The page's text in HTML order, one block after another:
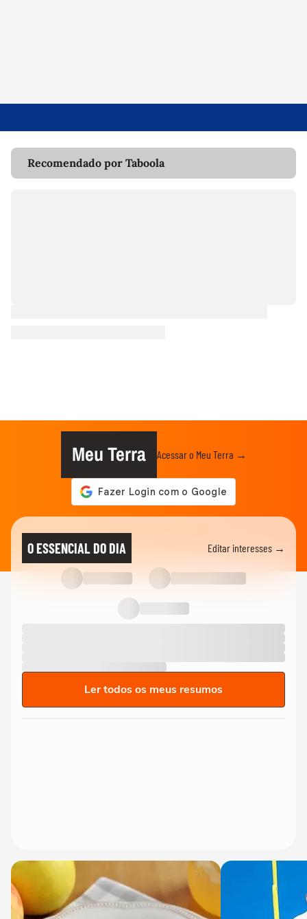
Recomendado por Taboola
Meu Terra Acessar o Meu Terra →
O ESSENCIAL DO DIA Editar interesses →
Ler todos os meus resumos